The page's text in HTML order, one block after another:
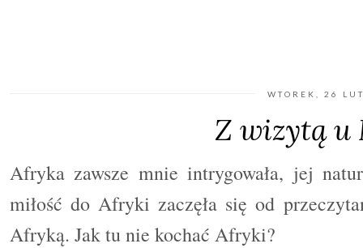
WTOREK, 26
Z wizytą u
Afryka zawsze mnie intrygowała, jej
miłość do Afryki zaczęła się od
Afryką. Jak tu nie kochać Afryki?